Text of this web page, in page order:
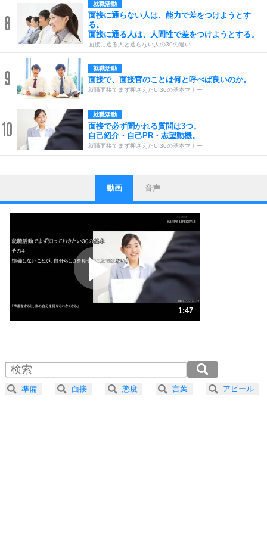
8
就職活動
面接に通らない人は、能力で差をつけようとす
る。
面接に通る人は、人間性で差をつけようとする。
面接に通る人と通らない人の30の違い
9 就職活動
面接で、面接官のことは何と呼べば良いのか。
就職面接でまず押さえたい30の基本マナー
10
就職活動
面接で必ず聞かれる質問は3つ。
自己紹介・自己PR・志望動機。
就職面接でまず押さえたい30の基本マナー
1
ストレス対策
他人と比べない。
いっそのこと、他人を見ない。
いらいらしない人になる30の方法
プラス思考
ポジティブになれない原因は、行動しないから。
ポジティブ思考になる30の方法
ストレス対策
人生、なんとかなるもの。
気楽に生きる30の方法
4 器の大きい人は、怒りを優しさで表現する。
プラス思考
動画 音声
1:47
2.0倍速 （210KB 53秒）
2.5倍速 （168KB 42秒）
3.0倍速 （140KB 35秒）
準備 面接 態度 言葉 アピール